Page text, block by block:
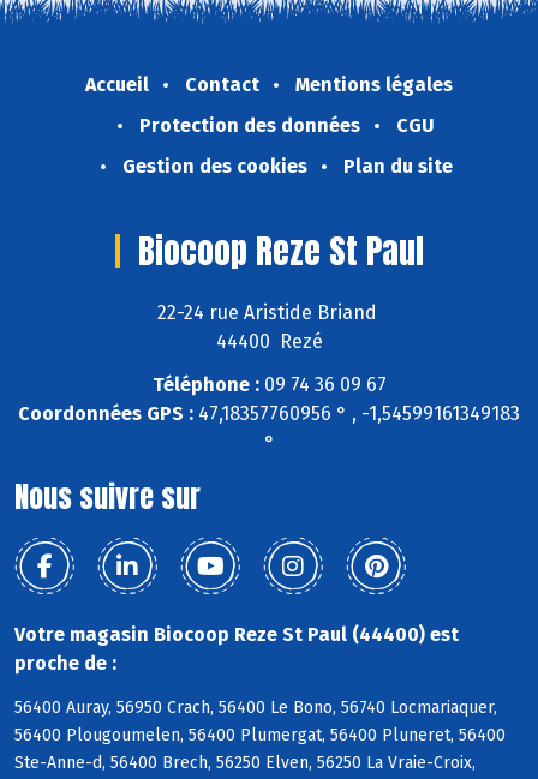
Accueil Contact
Mentions légales
Protection des données
CGU
Gestion des cookies
Plan du site
Biocoop Reze St Paul
22-24 rue Aristide Briand
44400 Rezé
Téléphone :09 74 36 09 67
Coordonnées GPS : 47,18357760956 ° , -1,54599161349183
°
Nous suivre sur
Votre magasin Biocoop Reze St Paul (44400) est
proche de :
56400 Auray, 56950 Crach, 56400 Le Bono, 56740 Locmariaquer,
56400 Plougoumelen, 56400 Plumergat, 56400 Pluneret, 56400
Ste-Anne-d, 56400 Brech, 56250 Elven, 56250 La Vraie-Croix,